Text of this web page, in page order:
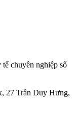
chuyên nghiệp số
27 Trần Duy Hưng,